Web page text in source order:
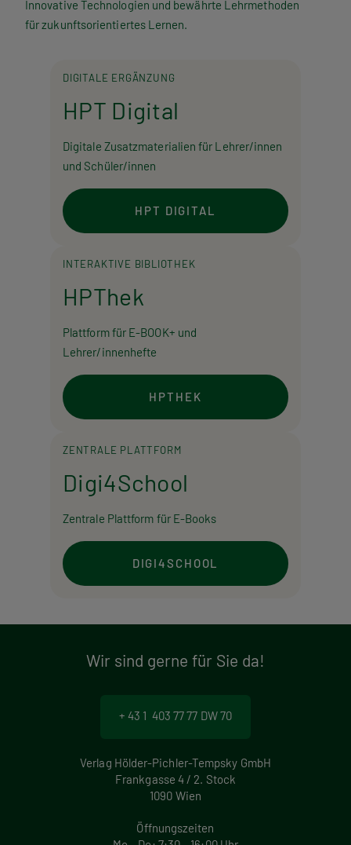
Innovative Technologien und bewährte Lehrmethoden
für zukunftsorientiertes Lernen.
DIGITALE ERGÄNZUNG
HPT Digital
Digitale Zusatzmaterialien für Lehrer/innen
und Schüler/innen
HPT DIGITAL
INTERAKTIVE BIBLIOTHEK
HPThek
Plattform für E-BOOK+ und
Lehrer/innenhefte
HPTHEK
ZENTRALE PLATTFORM
Digi4School
Zentrale Plattform für E-Books
DIGI4SCHOOL
Wir sind gerne für Sie da!
+ 43 1 403 77 77 DW 70
Verlag Hölder-Pichler-Tempsky GmbH
Frankgasse 4 / 2. Stock
1090 Wien
Öffnungszeiten